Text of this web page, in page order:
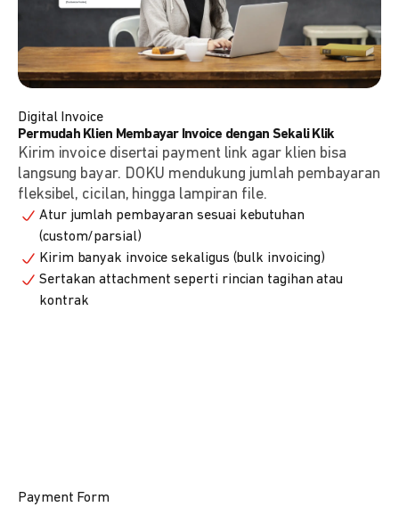
Digital Invoice
Permudah Klien Membayar Invoice dengan Sekali Klik
Kirim invoice disertai payment link agar klien bisa
langsung bayar. DOKU mendukung jumlah pembayaran
fleksibel, cicilan, hingga lampiran file.
Atur jumlah pembayaran sesuai kebutuhan
(custom/parsial)
Kirim banyak invoice sekaligus (bulk invoicing)
Sertakan attachment seperti rincian tagihan atau
kontrak
Payment Form